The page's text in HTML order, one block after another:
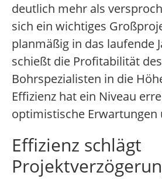
deutlich mehr als
sich ein wichtiges
planmäßig in das laufende
schießt die Profitabilität des
Bohrspezialisten in die
Effizienz hat ein Niveau
optimistische
Effizienz schlägt